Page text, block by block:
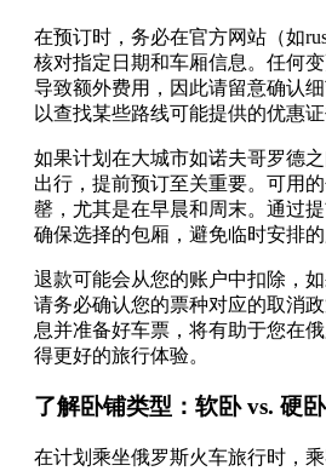
在预订时，务必在官方网站（如
核对指定日期和车厢信息。任何
导致额外费用，因此请留意确认
以查找某些路线可能提供的优惠证
如果计划在大城市如诺夫哥罗德
出行，提前预订至关重要。可用
罄，尤其是在早晨和周末。通过
确保选择的包厢，避免临时安排的
退款可能会从您的账户中扣除，如
请务必确认您的票种对应的取消
息并准备好车票，将有助于您在
得更好的旅行体验。
了解卧铺类型：软卧 vs. 硬卧
在计划乘坐俄罗斯火车旅行时，